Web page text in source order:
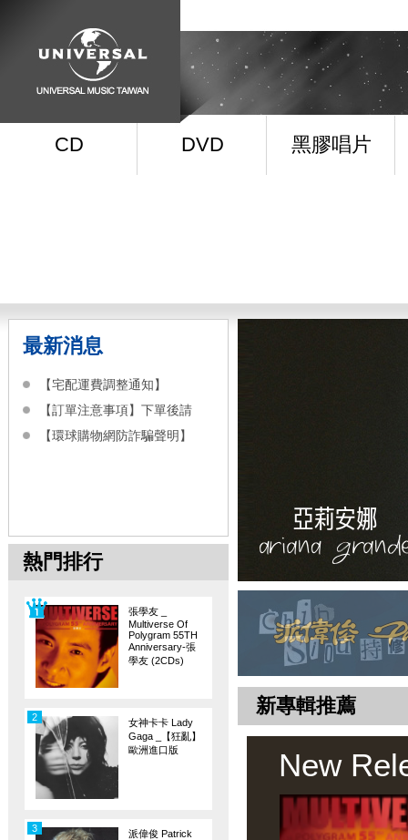
CD DVD 黑膠唱片
最新消息
【宅配運費調整通知】
【訂單注意事項】下單後請
【環球購物網防詐騙聲明】
熱門排行
張學友 _
Multiverse Of
Polygram 55TH
Anniversary-張
學友 (2CDs)
女神卡卡 Lady
Gaga _【狂亂】
歐洲進口版
2
派偉俊 Patrick
3
新專輯推薦
New